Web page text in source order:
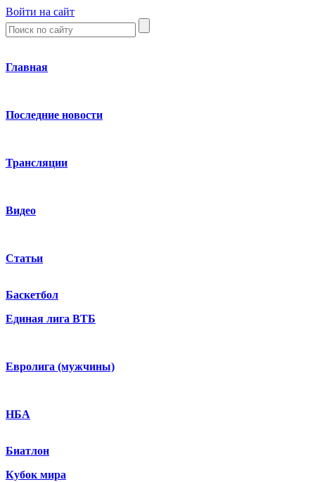
Войти на сайт
Главная
Последние новости
Трансляции
Видео
Статьи
Баскетбол
Единая лига ВТБ
Евролига (мужчины)
НБА
Биатлон
Кубок мира